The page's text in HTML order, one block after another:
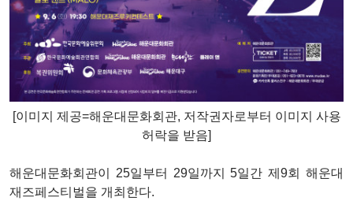
[이미지 제공=해운대문화회관, 저작권자로부터 이미지 사용
허락을 받음]
해운대문화회관이 25일부터 29일까지 5일간 제9회 해운대
재즈페스티벌을 개최한다.